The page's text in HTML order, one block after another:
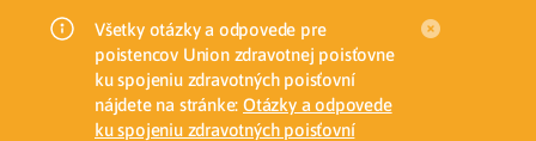
Všetky otázky a odpovede pre
poistencov Union zdravotnej poisťovne
ku spojeniu zdravotných poisťovní
nájdete na stránke: Otázky a odpovede
ku spojeniu zdravotných poisťovní